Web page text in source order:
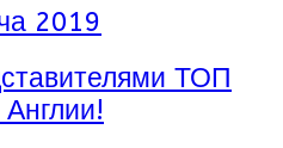
2019
ТОП